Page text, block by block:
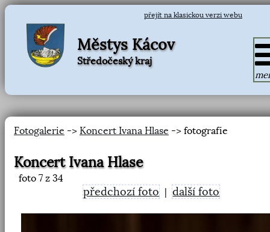
přejít na klasickou verzi webu
Městys Kácov
Středočeský kraj
Fotogalerie -> Koncert Ivana Hlase -> fotografie
Koncert Ivana Hlase
foto 7 z 34
předchozí foto |další foto